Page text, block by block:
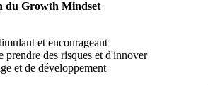
du Growth Mindset
et encourageant
prendre des risques et d'innover
et de développement